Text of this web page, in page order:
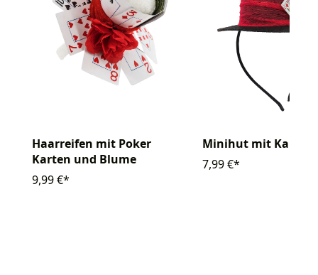
Haarreifen mit Poker
Karten und Blume
9,99 €*
Minihut mit Karten
7,99 €*